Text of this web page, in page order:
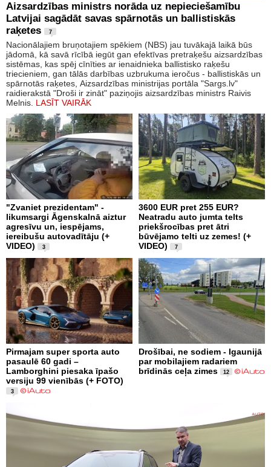
Aizsardzības ministrs norāda uz nepieciešamību
Latvijai sagādāt savas spārnotās un ballistiskās
raķetes
7
Nacionālajiem bruņotajiem spēkiem (NBS) jau tuvākajā laikā būs
jādomā, kā savā rīcībā iegūt gan efektīvas pretraķešu aizsardzības
sistēmas, kas spēj cīnīties ar ienaidnieka ballistisko raķešu
triecieniem, gan tālās darbības uzbrukuma ieročus - ballistiskās un
spārnotās raķetes, Aizsardzības ministrijas portāla "Sargs.lv"
raidierakstā "Droši ir zināt" paziņojis aizsardzības ministrs Raivis
Melnis. LASĪT VAIRĀK
"Zvaniet prezidentam" -
likumsargi Āgenskalnā aiztur
agresīvu un, iespējams,
iereibušu autovadītāju (+
VIDEO)
3
3600 EUR pret 255 EUR?
Neatradu auto jumta telts
priekšrocības pret ātri
būvējamo telti uz zemes! (+
VIDEO)
7
Pirmajam super sporta auto
pasaulē 60 gadi –
Lamborghini piesaka īpašo
versiju 99 vienībās (+ FOTO)
3
Drošībai, ne sodiem - Igaunijā
par mobilajiem radariem
brīdinās ceļa zimes
12